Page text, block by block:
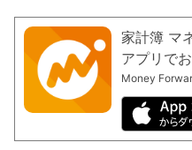
家計簿 マ
アプリで
Money